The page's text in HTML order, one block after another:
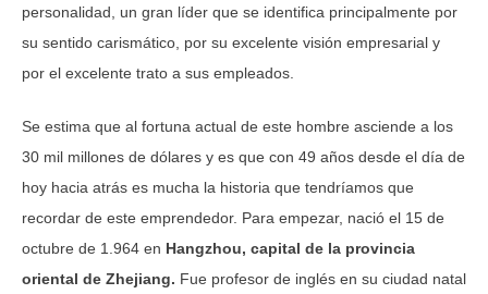
personalidad, un gran líder que se identifica principalmente por
su sentido carismático, por su excelente visión empresarial y
por el excelente trato a sus empleados.
Se estima que al fortuna actual de este hombre asciende a los
30 mil millones de dólares y es que con 49 años desde el día de
hoy hacia atrás es mucha la historia que tendríamos que
recordar de este emprendedor. Para empezar, nació el 15 de
octubre de 1.964 en Hangzhou, capital de la provincia
oriental de Zhejiang. Fue profesor de inglés en su ciudad natal